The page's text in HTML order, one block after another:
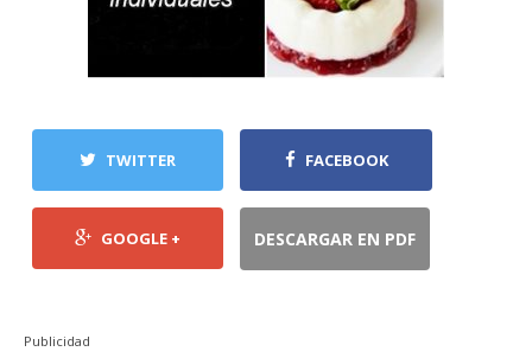
TWITTER FACEBOOK
GOOGLE + DESCARGAR EN PDF
Publicidad